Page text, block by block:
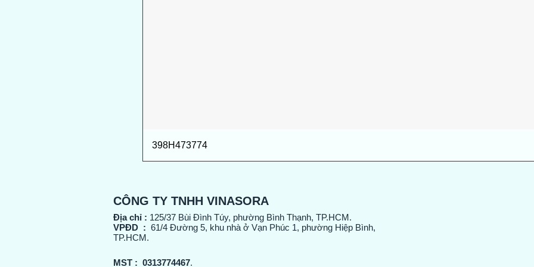
398H473774
CÔNG TY TNHH VINASORA
Địa chỉ : 125/37 Bùi Đình Túy, phường Bình Thạnh, TP.HCM.
VPĐD : 61/4 Đường 5, khu nhà ở Vạn Phúc 1, phường Hiệp Bình,
TP.HCM.
MST : 0313774467.